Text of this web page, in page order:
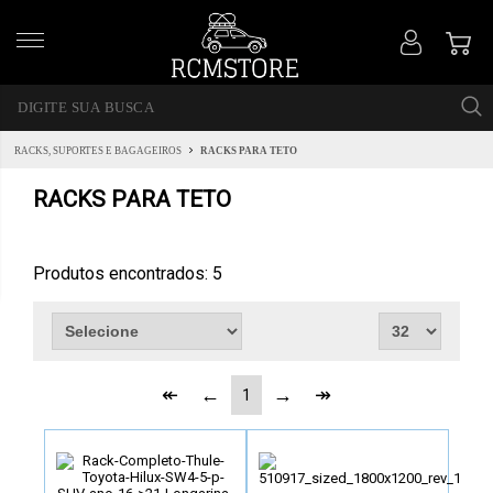
RACKS, SUPORTES E BAGAGEIROS RACKS PARA TETO
RACKS PARA TETO
Produtos encontrados: 5
1